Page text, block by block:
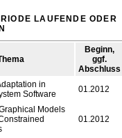
LAUFENDE ODER
Beginn,
ggf.
Abschluss
in
Software
01.2012
Models
01.2012